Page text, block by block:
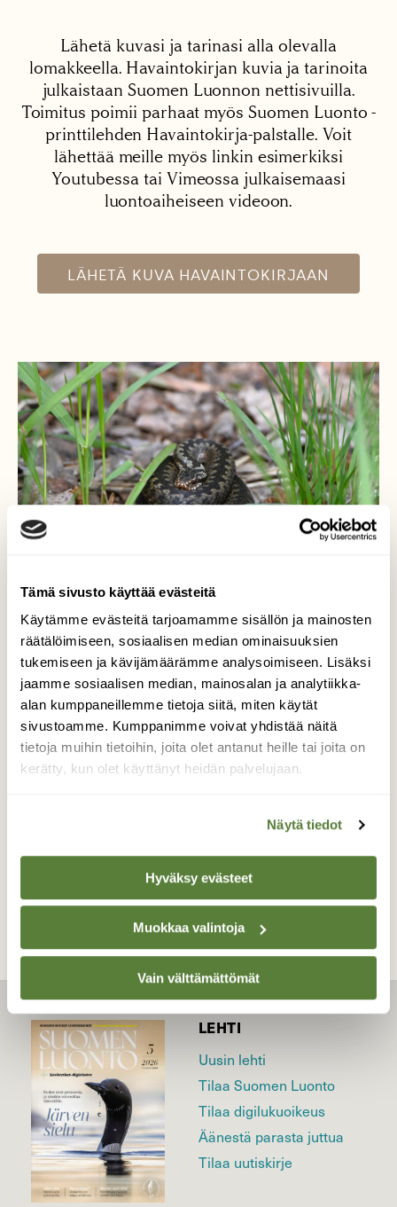
Tämä sivusto käyttää evästeitä
Käytämme evästeitä tarjoamamme sisällön ja mainosten
räätälöimiseen, sosiaalisen median ominaisuuksien
tukemiseen ja kävijämäärämme analysoimiseen. Lisäksi
jaamme sosiaalisen median, mainosalan ja analytiikka-
alan kumppaneillemme tietoja siitä, miten käytät
sivustoamme. Kumppanimme voivat yhdistää näitä
tietoja muihin tietoihin, joita olet antanut heille tai joita on
kerätty, kun olet käyttänyt heidän palvelujaan.
Näytä tiedot
Hyväksy evästeet
Muokkaa valintoja
Vain välttämättömät
Lähetä kuvasi ja tarinasi alla olevalla
lomakkeella. Havaintokirjan kuvia ja tarinoita
julkaistaan Suomen Luonnon nettisivuilla.
Toimitus poimii parhaat myös Suomen Luonto -
printtilehden Havaintokirja-palstalle. Voit
lähettää meille myös linkin esimerkiksi
Youtubessa tai Vimeossa julkaisemaasi
luontoaiheiseen videoon.
LÄHETÄ KUVA HAVAINTOKIRJAAN
Kyy
Kyy kerällä kurkistaa heinikosta. Arka kaveri,
hiljaa piti hiipiä ettei lähtenyt karkuun.
TAKAISIN LISTAAN
LEHTI
Uusin lehti
Tilaa Suomen Luonto
Tilaa digilukuoikeus
Äänestä parasta juttua
Tilaa uutiskirje